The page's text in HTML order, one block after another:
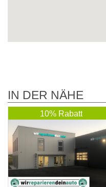
IN DER NÄHE
10% Rabatt